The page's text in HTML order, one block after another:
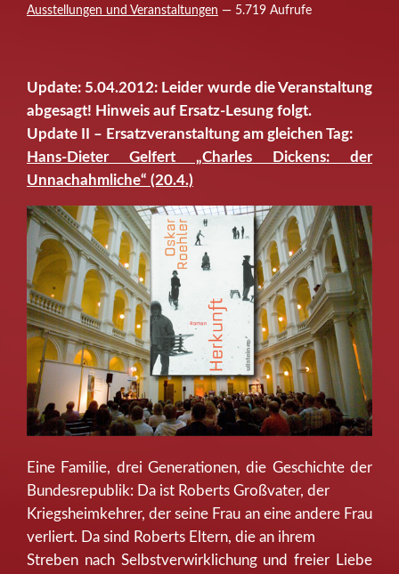
Ausstellungen und Veranstaltungen — 5.719 Aufrufe
Update: 5.04.2012: Leider wurde die Veranstaltung
abgesagt! Hinweis auf Ersatz-Lesung folgt.
Update II – Ersatzveranstaltung am gleichen Tag:
Hans-Dieter Gelfert „Charles Dickens: der
Unnachahmliche“ (20.4.)
Eine Familie, drei Generationen, die Geschichte der
Bundesrepublik: Da ist Roberts Großvater, der
Kriegsheimkehrer, der seine Frau an eine andere Frau
verliert. Da sind Roberts Eltern, die an ihrem
Streben nach Selbstverwirklichung und freier Liebe